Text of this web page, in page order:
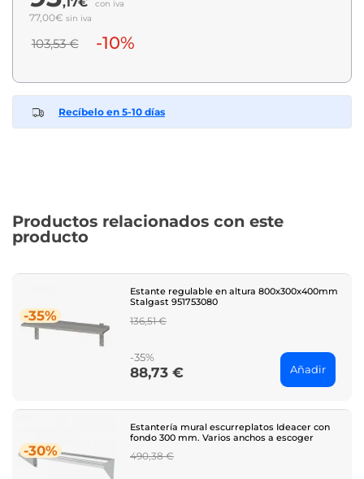
con iva
77,00€ sin iva
103,53 € -10%
Recíbelo en 5-10 días
Productos relacionados con este
producto
-35%
Estante regulable en altura 800x300x400mm
Stalgast 951753080
Regular
136,51 €
-35%
Price
88,73 € Añadir
-30%
Estantería mural escurreplatos Ideacer con
fondo 300 mm. Varios anchos a escoger
Regular
490,38 €